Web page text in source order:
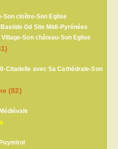
Son cloître-Son Eglise
Gd Site Midi-Pyrénées
Village-Son château-Son Eglise
Citadelle avec Sa Cathédrale-Son
(82)